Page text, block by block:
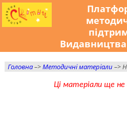
Видавництва
Головна–>Методичні матеріали –>
Ці матеріали ще не